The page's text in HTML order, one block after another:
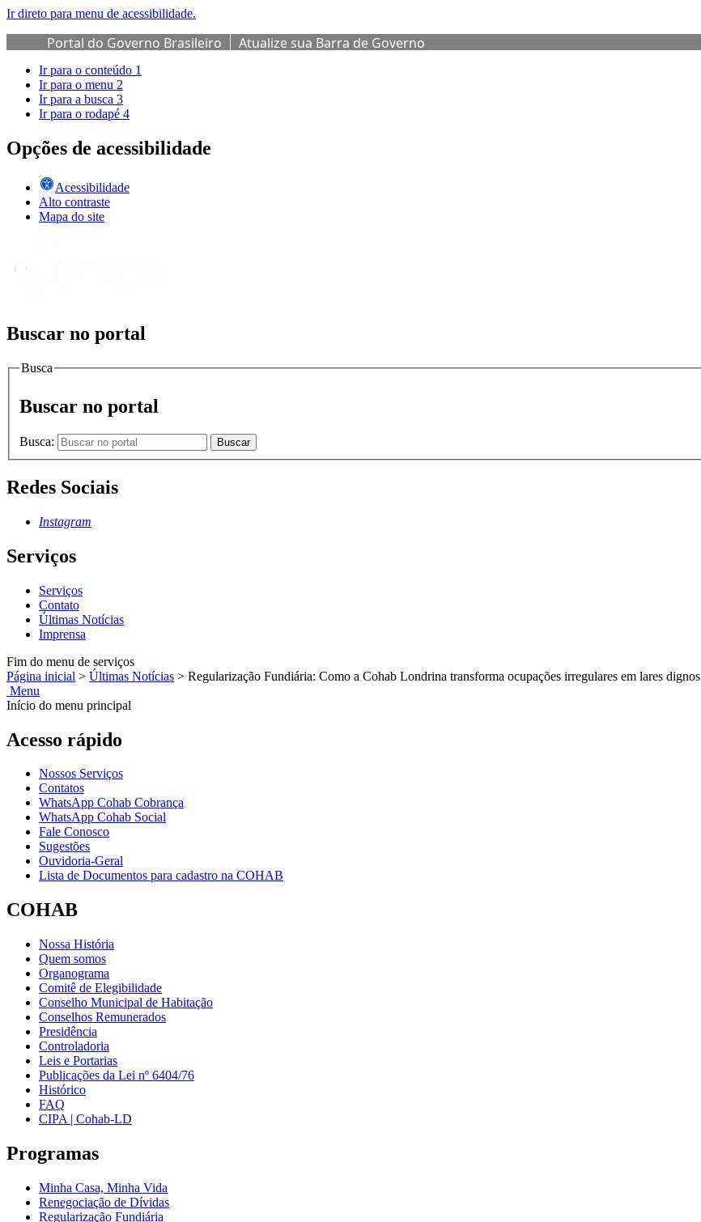
Ir direto para menu de acessibilidade.
Portal do Governo Brasileiro Atualize sua Barra de Governo
Ir para o conteúdo 1
Ir para o menu 2
Ir para a busca 3
Ir para o rodapé 4
Opções de acessibilidade
Acessibilidade
Alto contraste
Mapa do site
Buscar no portal
Busca
Buscar no portal
Busca: Buscar
Redes Sociais
Instagram
Serviços
Serviços
Contato
Últimas Notícias
Imprensa
Fim do menu de serviços
Página inicial > Últimas Notícias > Regularização Fundiária: Como a Cohab Londrina transforma ocupações irregulares em lares dignos
Menu
Início do menu principal
Acesso rápido
Nossos Serviços
Contatos
WhatsApp Cohab Cobrança
WhatsApp Cohab Social
Fale Conosco
Sugestões
Ouvidoria-Geral
Lista de Documentos para cadastro na COHAB
COHAB
Nossa História
Quem somos
Organograma
Comitê de Elegibilidade
Conselho Municipal de Habitação
Conselhos Remunerados
Presidência
Controladoria
Leis e Portarias
Publicações da Lei nº 6404/76
Histórico
FAQ
CIPA | Cohab-LD
Programas
Minha Casa, Minha Vida
Renegociação de Dívidas
Regularização Fundiária